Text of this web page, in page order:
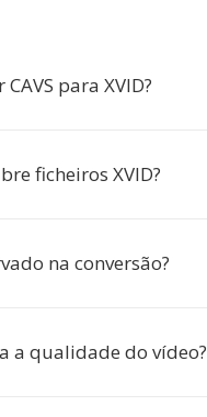
para XVID?
ficheiros XVID?
na conversão?
a qualidade do vídeo?